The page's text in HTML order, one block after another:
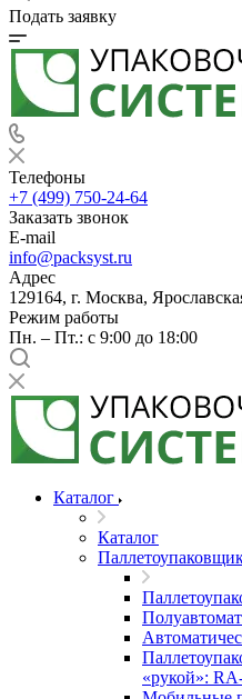
Подать заявку
Телефоны
+7 (499) 750-24-64
Заказать звонок
E-mail
info@packsyst.ru
Адрес
129164, г. Москва,
Режим работы
Пн. – Пт.: с 9:00 до 18:00
Каталог
Каталог
«рукой»: